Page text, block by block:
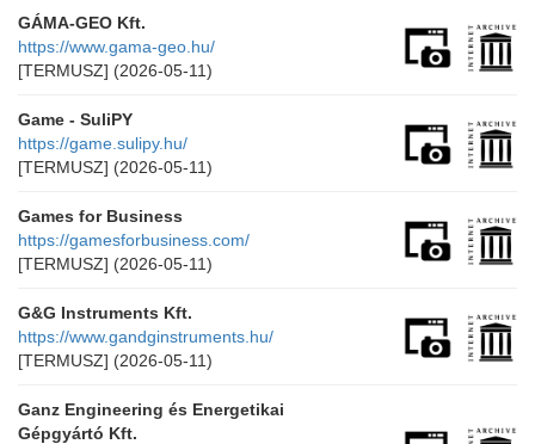
GÁMA-GEO Kft.
https://www.gama-geo.hu/
[TERMUSZ] (2026-05-11)
Game - SuliPY
https://game.sulipy.hu/
[TERMUSZ] (2026-05-11)
Games for Business
https://gamesforbusiness.com/
[TERMUSZ] (2026-05-11)
G&G Instruments Kft.
https://www.gandginstruments.hu/
[TERMUSZ] (2026-05-11)
Ganz Engineering és Energetikai
Gépgyártó Kft.